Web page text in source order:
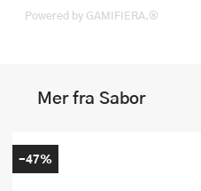
Powered by GAMIFIERA.®
Mer fra Sabor
-47%